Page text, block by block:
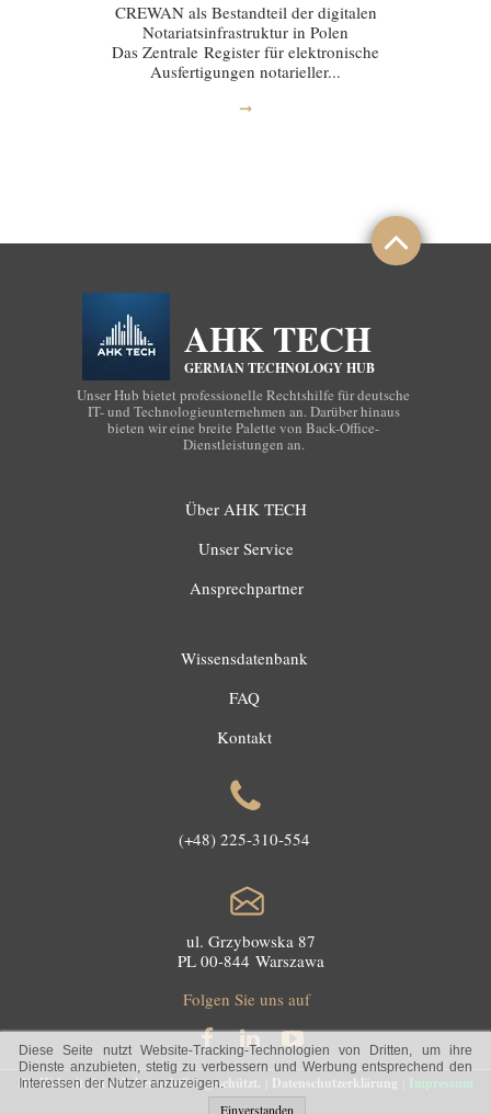
CREWAN als Bestandteil der digitalen
Notariatsinfrastruktur in Polen
Das Zentrale Register für elektronische
Ausfertigungen notarieller...
➞
AHK TECH
GERMAN TECHNOLOGY HUB
Unser Hub bietet professionelle Rechtshilfe für deutsche
IT- und Technologieunternehmen an. Darüber hinaus
bieten wir eine breite Palette von Back-Office-
Dienstleistungen an.
ul. Grzybowska 87
PL 00-844 Warszawa
(+48) 225-310-554
Folgen Sie uns auf
Wissensdatenbank
FAQ
Kontakt
Über AHK TECH
Unser Service
Ansprechpartner
Die Webseite ist urheberrechtlich geschützt. Datenschutzerklärung Impressum
Diese Seite nutzt Website-Tracking-Technologien von Dritten, um ihre
Dienste anzubieten, stetig zu verbessern und Werbung entsprechend den
Interessen der Nutzer anzuzeigen.
Einverstanden